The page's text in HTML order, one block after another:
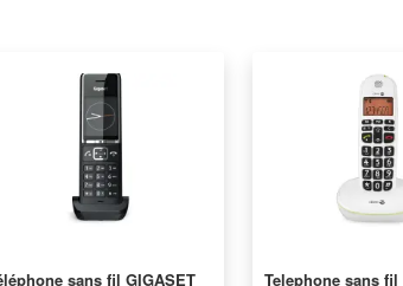
sans fil GIGASET Telephone sans fil